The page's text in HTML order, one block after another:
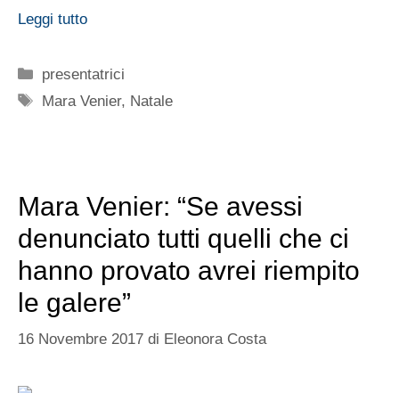
Leggi tutto
Categorie
presentatrici
Tag
Mara Venier, Natale
Mara Venier: “Se avessi
denunciato tutti quelli che ci
hanno provato avrei riempito
le galere”
16 Novembre 2017 di Eleonora Costa